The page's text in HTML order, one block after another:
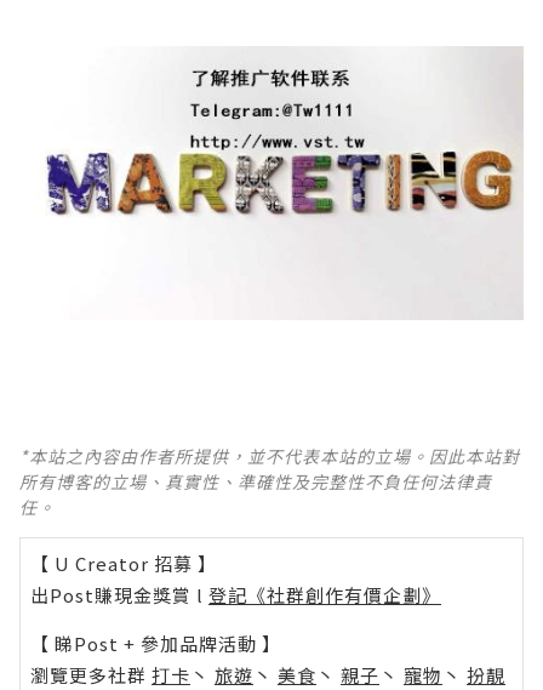
*本站之內容由作者所提供，並不代表本站的立場。因此本站對
所有博客的立場、真實性、準確性及完整性不負任何法律責
任。
【 U Creator 招募 】
出Post賺現金獎賞 l 登記《社群創作有價企劃》
【 睇Post + 參加品牌活動 】
瀏覽更多社群 打卡 丶 旅遊 丶 美食 丶 親子 丶 寵物 丶 扮靚